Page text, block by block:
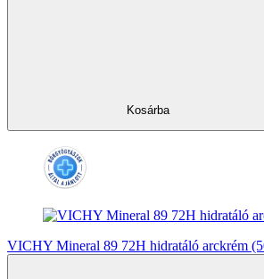
Kosárba
VICHY Mineral 89 72H hidratáló arckrém